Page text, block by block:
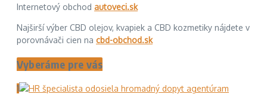
Internetový obchod autoveci.sk
Najširší výber CBD olejov, kvapiek a CBD kozmetiky nájdete v
porovnávači cien na cbd-obchod.sk
Vyberáme pre vás
1